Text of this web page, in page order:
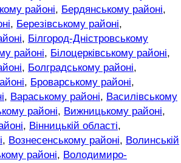
районі, Бердянському районі,
, Березівському районі,
, Білгород-Дністровському
районі, Білоцерківському районі,
, Болградському районі,
, Броварському районі,
, Вараському районі, Василівському
районі, Вижницькому районі,
, Вінницькій області,
, Вознесенському районі, Волинській
районі, Володимиро-